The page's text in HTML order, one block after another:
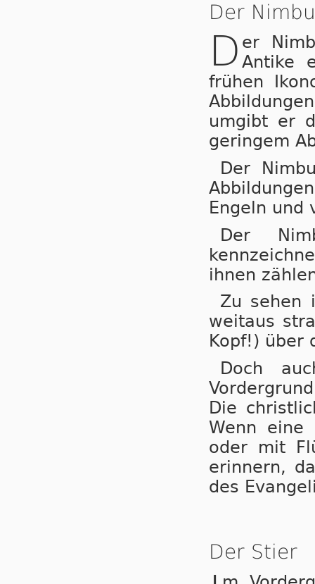
Der
D er
Antike
frühen
umgibt er
geringem
Der
Engeln und
Der
ihnen
Zu sehen
weitaus
Kopf!) über
Doch
Die
Wenn
oder mit
erinnern,
des
Der Stier